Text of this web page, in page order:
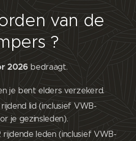
van de
?
2026bedraagt.
je bent elders verzekerd.
lid (inclusief VWB-
je gezinsleden).
leden (inclusief VWB-